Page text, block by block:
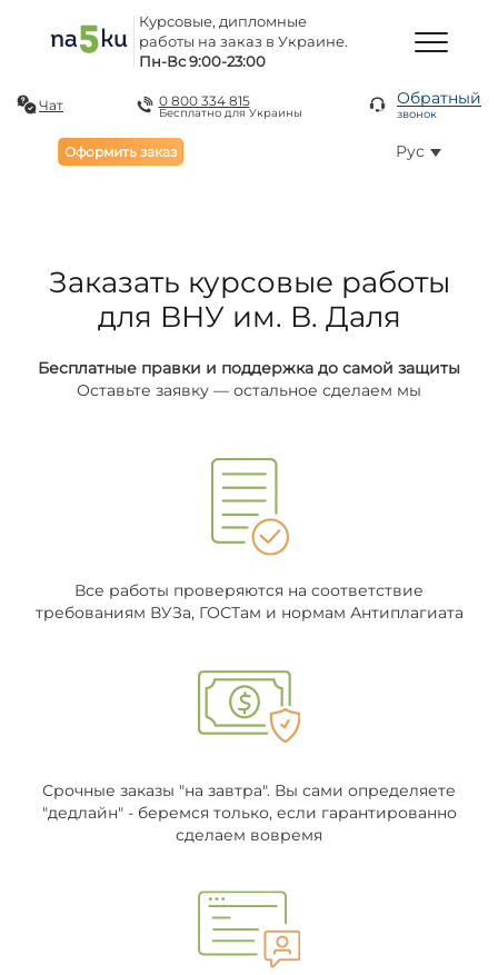
Курсовые, дипломные
работы на заказ в Украине.
Пн-Вс 9:00-23:00
Чат 0 800 334 815
Бесплатно для Украины
Обратный
звонок
Оформить заказ Рус
Заказать курсовые работы
для ВНУ им. В. Даля
Бесплатные правки и поддержка до самой защиты
Оставьте заявку — остальное сделаем мы
Все работы проверяются на соответствие
требованиям ВУЗа, ГОСТам и нормам Антиплагиата
Срочные заказы "на завтра". Вы сами определяете
"дедлайн" - беремся только, если гарантированно
сделаем вовремя